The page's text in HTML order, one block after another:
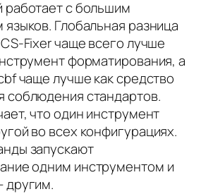
работает с большим
языков. Глобальная разница
Fixer чаще всего лучше
форматирования, а
чаще лучше как средство
соблюдения стандартов.
что один инструмент
во всех конфигурациях.
запускают
одним инструментом и
другим.